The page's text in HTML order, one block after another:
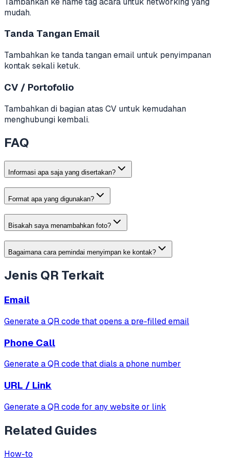
mudah.
Tanda Tangan Email
Tambahkan ke tanda tangan email untuk penyimpanan
kontak sekali ketuk.
CV / Portofolio
Tambahkan di bagian atas CV untuk kemudahan
menghubungi kembali.
FAQ
Informasi apa saja yang disertakan?
Format apa yang digunakan?
Bisakah saya menambahkan foto?
Bagaimana cara pemindai menyimpan ke kontak?
Jenis QR Terkait
Email
Generate a QR code that opens a pre-filled email
Phone Call
Generate a QR code that dials a phone number
URL / Link
Generate a QR code for any website or link
Related Guides
How-to